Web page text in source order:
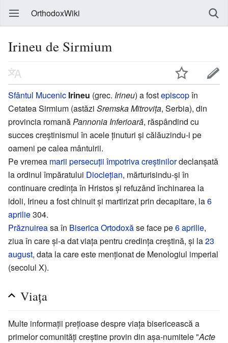
OrthodoxWiki
Irineu de Sirmium
Sfântul Mucenic Irineu (grec. Irineu) a fostepiscopîn
Cetatea Sirmium (astăzi Sremska Mitrovița, Serbia), din
provincia romană Pannonia Inferioară, răspândind cu
succes creștinismul în acele ținuturi și călăuzindu-i pe
oameni pe calea mântuirii.
Pe vremea marii persecuții împotriva creștinilordeclanșată
la ordinul împăratului Dioclețian, mărturisindu-și în
continuare credința în Hristos și refuzând închinarea la
idoli, Irineu a fost chinuit și martirizat prin decapitare, la6
aprilie304.
Prăznuireasa în Biserica Ortodoxăse face pe6 aprilie,
ziua în care și-a dat viața pentru credința creștină, și la23
august, data la care este menționat de Menologiul imperial
(secolul X).
Viața
Multe informații prețioase despre viața bisericească a
primelor comunități creștine provin din așa-numitele "Acte